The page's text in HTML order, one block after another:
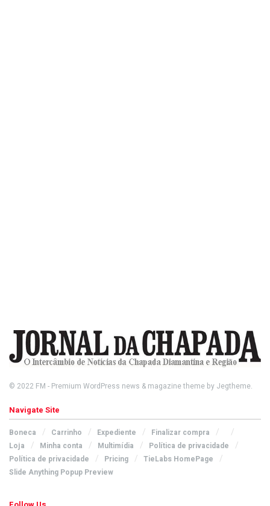
© 2022 FM - Premium WordPress news & magazine theme by Jegtheme.
Navigate Site
Boneca Carrinho Expediente
Finalizar compra
Loja
Minha conta Multimídia
Política de privacidade
Política de privacidade
Pricing
TieLabs HomePage
Slide Anything Popup Preview